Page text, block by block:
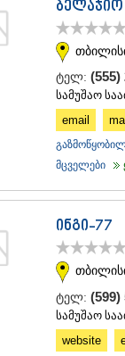
ბელაჯიო
ტელ: (555)
სამუშაო
email
მცველები
ინგი-77
ტელ:
სამუშაო
website